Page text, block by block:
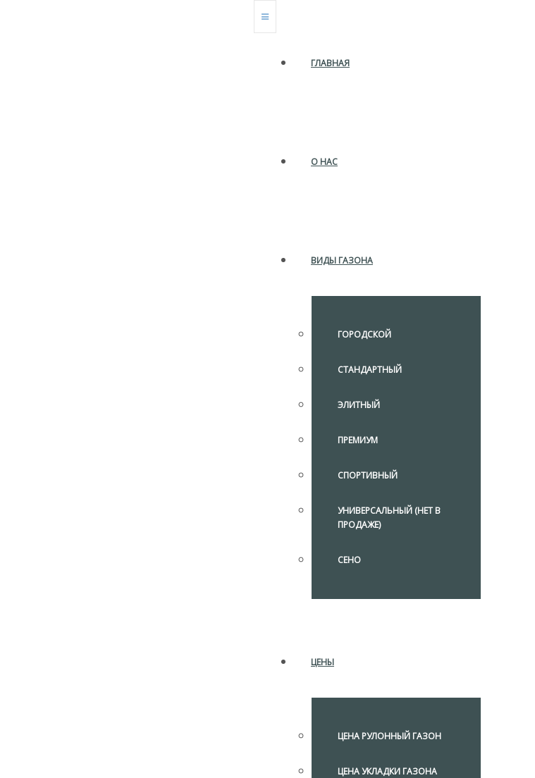
ГЛАВНАЯ
О НАС
ВИДЫ ГАЗОНА
ГОРОДСКОЙ
СТАНДАРТНЫЙ
ЭЛИТНЫЙ
ПРЕМИУМ
СПОРТИВНЫЙ
УНИВЕРСАЛЬНЫЙ (НЕТ В
ПРОДАЖЕ)
СЕНО
ЦЕНЫ
ЦЕНА РУЛОННЫЙ ГАЗОН
ЦЕНА УКЛАДКИ ГАЗОНА